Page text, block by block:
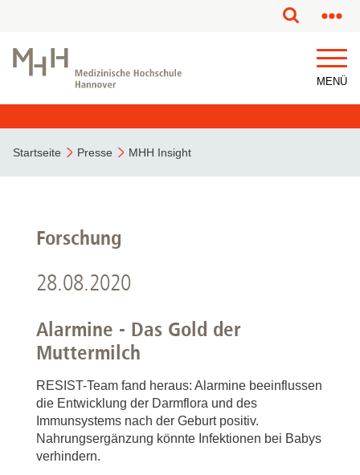
MENÜ
Startseite Presse MHH Insight
Forschung
28.08.2020
Alarmine - Das Gold der
Muttermilch
RESIST-Team fand heraus: Alarmine beeinflussen
die Entwicklung der Darmflora und des
Immunsystems nach der Geburt positiv.
Nahrungsergänzung könnte Infektionen bei Babys
verhindern.